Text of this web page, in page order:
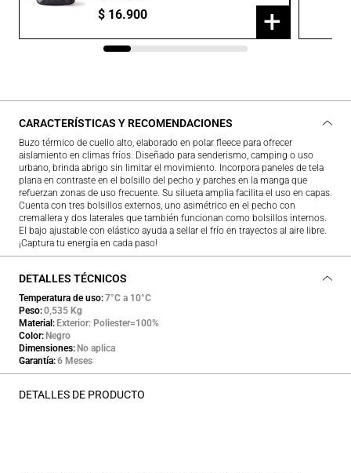
$ 16.900 +
CARACTERÍSTICAS Y RECOMENDACIONES
Buzo térmico de cuello alto, elaborado en polar fleece para ofrecer
aislamiento en climas fríos. Diseñado para senderismo, camping o uso
urbano, brinda abrigo sin limitar el movimiento. Incorpora paneles de tela
plana en contraste en el bolsillo del pecho y parches en la manga que
refuerzan zonas de uso frecuente. Su silueta amplia facilita el uso en capas.
Cuenta con tres bolsillos externos, uno asimétrico en el pecho con
cremallera y dos laterales que también funcionan como bolsillos internos.
El bajo ajustable con elástico ayuda a sellar el frío en trayectos al aire libre.
¡Captura tu energía en cada paso!
DETALLES TÉCNICOS
Temperatura de uso 7°C a 10°C
Peso 0,535 Kg
Material
Exterior: Poliester=100%
Color Negro
Dimensiones No aplica
Garantía 6 Meses
DETALLES DE PRODUCTO